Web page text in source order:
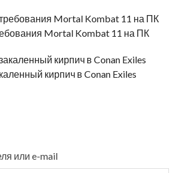
Mortal Kombat 11 на ПК
кирпич в Conan Exiles
или e-mail